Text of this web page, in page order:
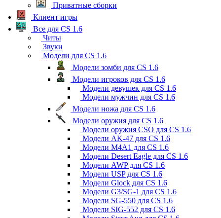
Приватные сборки
Клиент игры
Все для CS 1.6
Читы
Звуки
Модели для CS 1.6
Модели зомби для CS 1.6
Модели игроков для CS 1.6
Модели девушек для CS 1.6
Модели мужчин для CS 1.6
Модели ножа для CS 1.6
Модели оружия для CS 1.6
Модели оружия CSO для CS 1.6
Модели AK-47 для CS 1.6
Модели M4A1 для CS 1.6
Модели Desert Eagle для CS 1.6
Модели AWP для CS 1.6
Модели USP для CS 1.6
Модели Glock для CS 1.6
Модели G3/SG-1 для CS 1.6
Модели SG-550 для CS 1.6
Модели SIG-552 для CS 1.6